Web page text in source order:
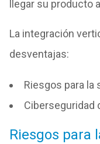
llegar su producto
La integración
desventajas:
Riesgos para la
Ciberseguridad
Riesgos para